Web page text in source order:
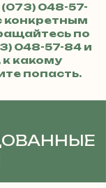
(073) 048-57-
конкретным
по
048-57-84и
к какому
попасть.